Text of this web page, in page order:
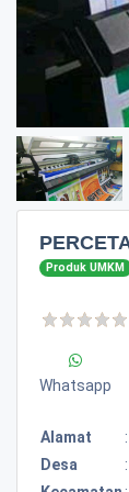
Produk UMKM
Whatsapp
Alamat :
Desa
: